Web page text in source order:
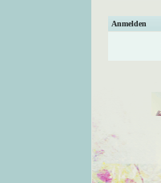
Anmelden